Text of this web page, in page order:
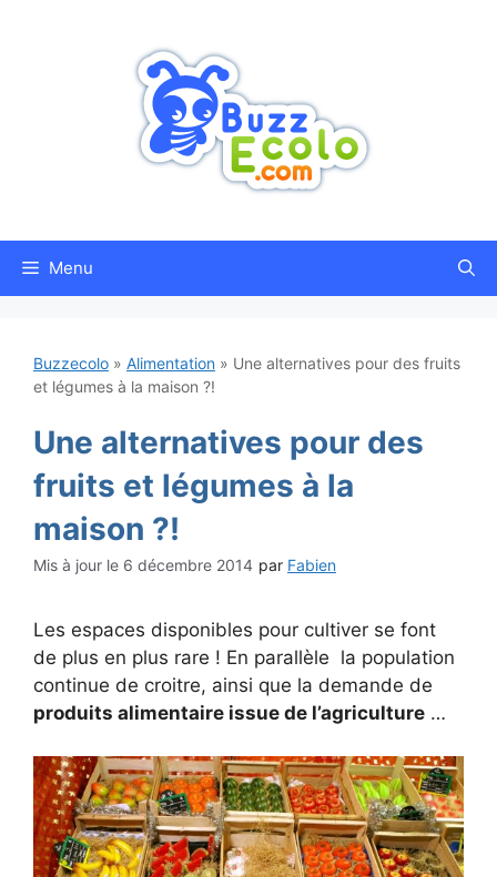
Menu
Buzzecolo » Alimentation » Une alternatives pour des fruits
et légumes à la maison ?!
Une alternatives pour des
fruits et légumes à la
maison ?!
6 décembre 2014 par Fabien
Les espaces disponibles pour cultiver se font
de plus en plus rare ! En parallèle la population
continue de croitre, ainsi que la demande de
produits alimentaire issue de l’agriculture …